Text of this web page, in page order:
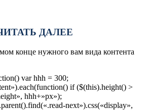
ДАЛЕЕ
конце нужного вам вида контента
var hhh = 300;
if ($(this).height() >
hhh+»px»);
next»).css(«display»,